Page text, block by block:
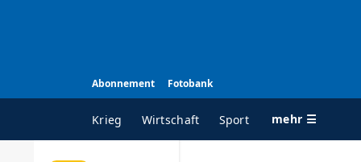
Abonnement Fotobank
Krieg Wirtschaft Sport mehr ☰